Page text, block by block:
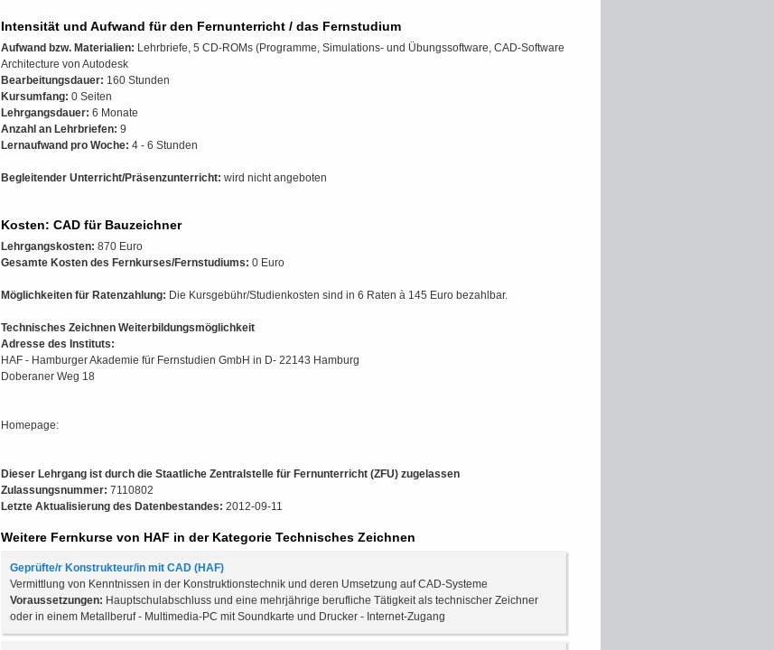
Intensität und Aufwand für den Fernunterricht / das Fernstudium
Aufwand bzw. Materialien: Lehrbriefe, 5 CD-ROMs (Programme, Simulations- und Übungssoftware, CAD-Software
Architecture von Autodesk
Bearbeitungsdauer: 160 Stunden
Kursumfang: 0 Seiten
Lehrgangsdauer: 6 Monate
Anzahl an Lehrbriefen: 9
Lernaufwand pro Woche: 4 - 6 Stunden
Begleitender Unterricht/Präsenzunterricht: wird nicht angeboten
Kosten: CAD für Bauzeichner
Lehrgangskosten: 870 Euro
Gesamte Kosten des Fernkurses/Fernstudiums: 0 Euro
Möglichkeiten für Ratenzahlung: Die Kursgebühr/Studienkosten sind in 6 Raten à 145 Euro bezahlbar.
Technisches Zeichnen Weiterbildungsmöglichkeit
Adresse des Instituts:
HAF - Hamburger Akademie für Fernstudien GmbH in D- 22143 Hamburg
Doberaner Weg 18
Homepage:
Dieser Lehrgang ist durch die Staatliche Zentralstelle für Fernunterricht (ZFU) zugelassen
Zulassungsnummer: 7110802
Letzte Aktualisierung des Datenbestandes: 2012-09-11
Weitere Fernkurse von HAF in der Kategorie Technisches Zeichnen
Geprüfte/r Konstrukteur/in mit CAD (HAF)
Vermittlung von Kenntnissen in der Konstruktionstechnik und deren Umsetzung auf CAD-Systeme
Voraussetzungen: Hauptschulabschluss und eine mehrjährige berufliche Tätigkeit als technischer Zeichner
oder in einem Metallberuf - Multimedia-PC mit Soundkarte und Drucker - Internet-Zugang